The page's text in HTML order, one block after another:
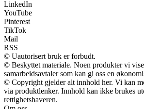
LinkedIn
YouTube
Pinterest
TikTok
Mail
RSS
© Uautorisert bruk er forbudt.
© Beskyttet materiale. Noen produkter vi
samarbeidsavtaler som kan gi oss en
© Copyright gjelder alt innhold her. Vi kan
via produktlenker. Innhold kan ikke brukes
rettighetshaveren.